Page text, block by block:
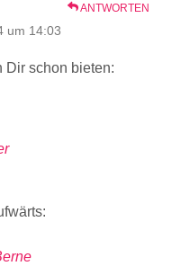
ANTWORTEN
um 14:03
Dir schon bieten: